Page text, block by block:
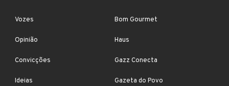
Vozes
Opinião
Convicções
Ideias
Bom Gourmet
Haus
Gazz Conecta
Gazeta do Povo